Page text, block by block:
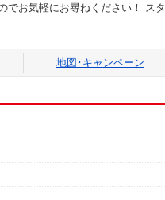
お気軽にお尋ねください！ ス
地図･ キャンペーン